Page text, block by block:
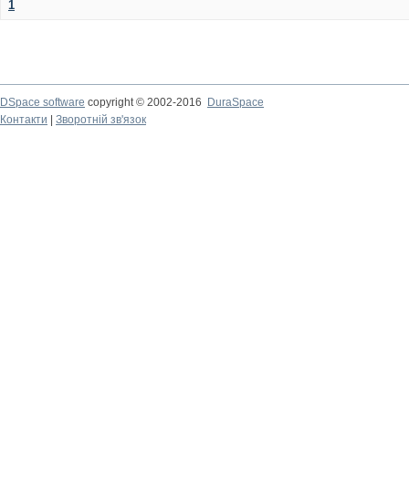
1
DSpace software copyright © 2002-2016
DuraSpace
Контакти
Зворотній зв'язок